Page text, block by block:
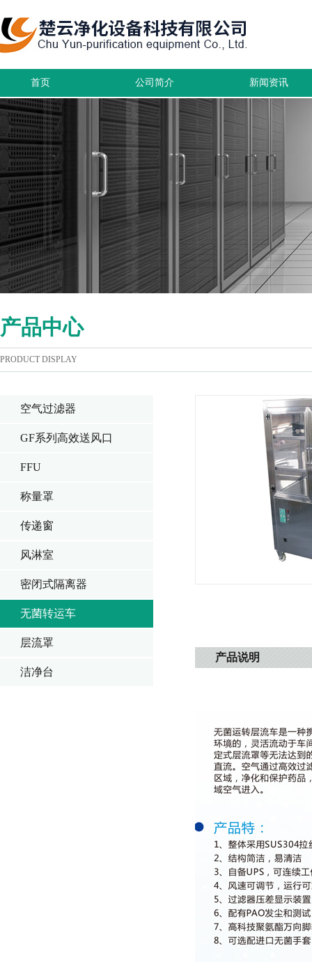
首页 公司简介 新闻资讯
产品中心
PRODUCT DISPLAY
空气过滤器
GF系列高效送风口
FFU
称量罩
传递窗
风淋室
密闭式隔离器
无菌转运车
层流罩
洁净台
产品说明